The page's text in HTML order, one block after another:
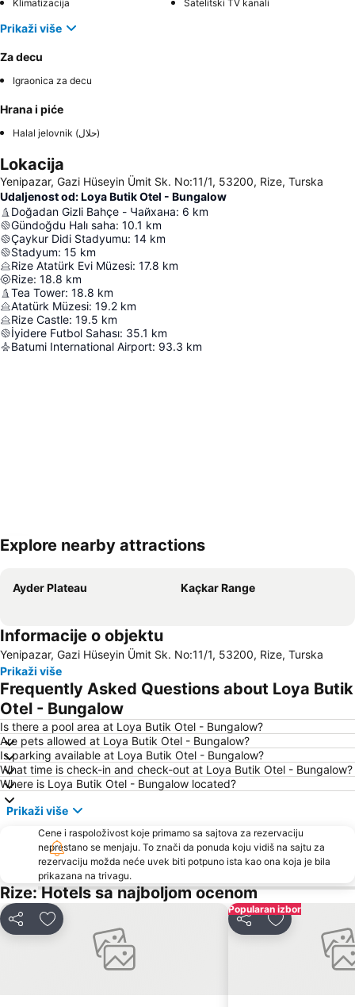
Klimatizacija Satelitski TV kanali
Prikaži više
Za decu
Igraonica za decu
Hrana i piće
Halal jelovnik (حلال)
Lokacija
Yenipazar, Gazi Hüseyin Ümit Sk. No:11/1, 53200, Rize, Turska
Udaljenost od: Loya Butik Otel - Bungalow
Doğadan Gizli Bahçe - Чайхана: 6 km
Gündoğdu Halı saha: 10.1 km
Çaykur Didi Stadyumu: 14 km
Stadyum: 15 km
Rize Atatürk Evi Müzesi: 17.8 km
Rize: 18.8 km
Tea Tower: 18.8 km
Atatürk Müzesi: 19.2 km
Rize Castle: 19.5 km
İyidere Futbol Sahası: 35.1 km
Batumi International Airport: 93.3 km
Explore nearby attractions
Ayder Plateau Kaçkar Range
Informacije o objektu
Yenipazar, Gazi Hüseyin Ümit Sk. No:11/1, 53200, Rize, Turska
Prikaži više
Frequently Asked Questions about Loya Butik
Otel - Bungalow
Is there a pool area at Loya Butik Otel - Bungalow?
Are pets allowed at Loya Butik Otel - Bungalow?
Is parking available at Loya Butik Otel - Bungalow?
What time is check-in and check-out at Loya Butik Otel - Bungalow?
Where is Loya Butik Otel - Bungalow located?
Prikaži više
Cene i raspoloživost koje primamo sa sajtova za rezervaciju
neprestano se menjaju. To znači da ponuda koju vidiš na sajtu za
rezervaciju možda neće uvek biti potpuno ista kao ona koja je bila
prikazana na trivagu.
Rize: Hotels sa najboljom ocenom
Deli Dodati u favorite
Popularan izbor
Deli Dodati u